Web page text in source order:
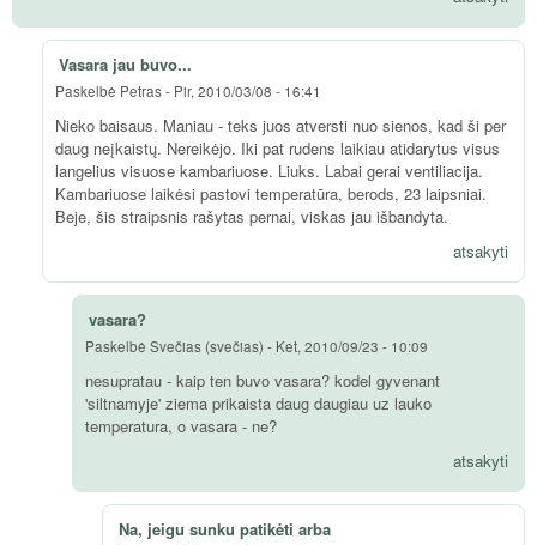
Vasara jau buvo...
Paskelbė Petras- Pir, 2010/03/08 - 16:41
Nieko baisaus. Maniau - teks juos atversti nuo sienos, kad ši per
daug neįkaistų. Nereikėjo. Iki pat rudens laikiau atidarytus visus
langelius visuose kambariuose. Liuks. Labai gerai ventiliacija.
Kambariuose laikėsi pastovi temperatūra, berods, 23 laipsniai.
Beje, šis straipsnis rašytas pernai, viskas jau išbandyta.
atsakyti
vasara?
Paskelbė Svečias (svečias) - Ket, 2010/09/23 - 10:09
nesupratau - kaip ten buvo vasara? kodel gyvenant
'siltnamyje' ziema prikaista daug daugiau uz lauko
temperatura, o vasara - ne?
atsakyti
Na, jeigu sunku patikėti arba